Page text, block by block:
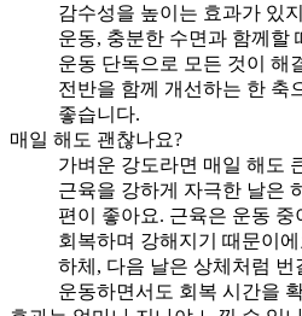
감수성을 높이는 효과가 있
운동, 충분한 수면과 함께할
운동 단독으로 모든 것이 해
전반을 함께 개선하는 한 축
좋습니다.
매일 해도 괜찮나요?
가벼운 강도라면 매일 해도
근육을 강하게 자극한 날은
편이 좋아요. 근육은 운동
회복하며 강해지기 때문이
하체, 다음 날은 상체처럼 번
운동하면서도 회복 시간을